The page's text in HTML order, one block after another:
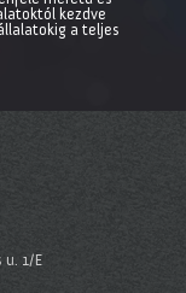
kezdve
a teljes
u. 1/E